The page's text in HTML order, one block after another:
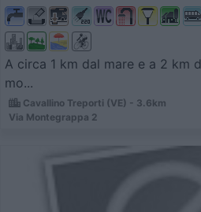
A circa 1 km dal mare e a 2 km
mo...
Cavallino Treporti (VE) - 3.6km
Via Montegrappa 2